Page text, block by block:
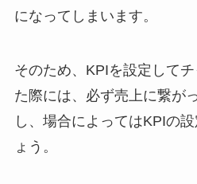
になってしまいます。
そのため、 KPIを設定して
た際には、必ず売上に繋が
し、場合によってはKPIの
ょう。